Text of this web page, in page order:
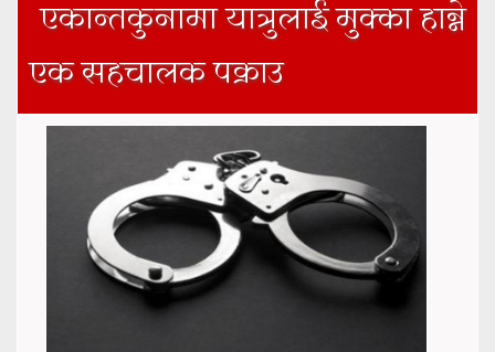
एकान्तकुनामा यात्रुलाई मुक्का हान्ने
एक सहचालक पक्राउ